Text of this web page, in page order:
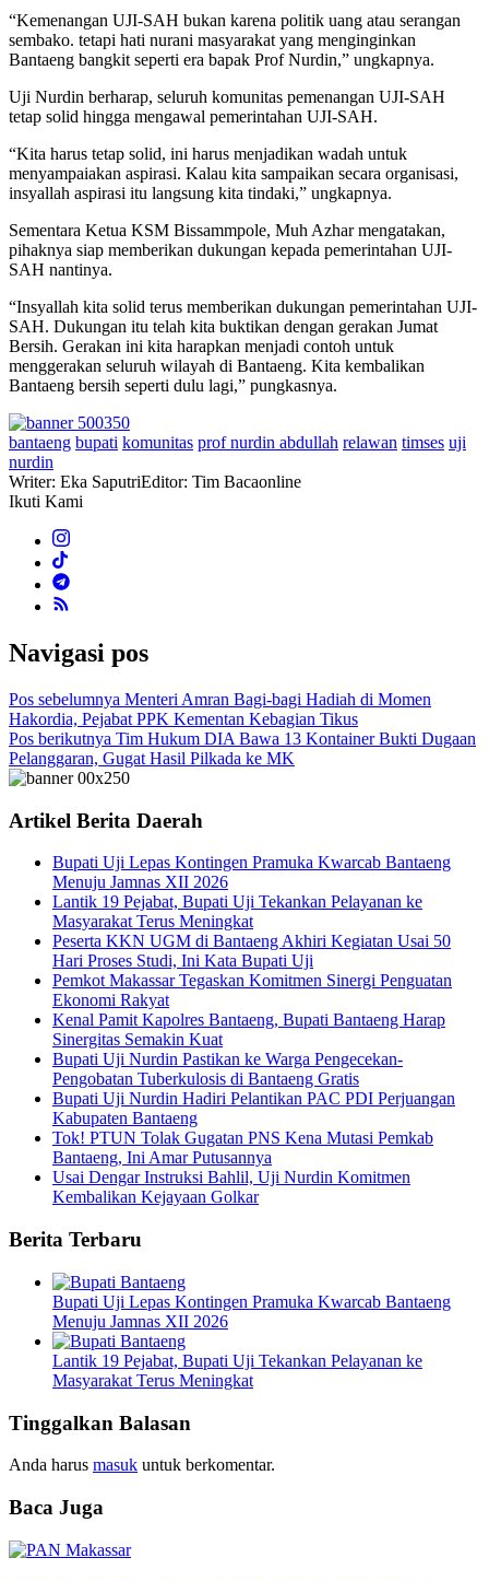
“Kemenangan UJI-SAH bukan karena politik uang atau serangan
sembako. tetapi hati nurani masyarakat yang menginginkan
Bantaeng bangkit seperti era bapak Prof Nurdin,” ungkapnya.
Uji Nurdin berharap, seluruh komunitas pemenangan UJI-SAH
tetap solid hingga mengawal pemerintahan UJI-SAH.
“Kita harus tetap solid, ini harus menjadikan wadah untuk
menyampaiakan aspirasi. Kalau kita sampaikan secara organisasi,
insyallah aspirasi itu langsung kita tindaki,” ungkapnya.
Sementara Ketua KSM Bissammpole, Muh Azhar mengatakan,
pihaknya siap memberikan dukungan kepada pemerintahan UJI-
SAH nantinya.
“Insyallah kita solid terus memberikan dukungan pemerintahan UJI-
SAH. Dukungan itu telah kita buktikan dengan gerakan Jumat
Bersih. Gerakan ini kita harapkan menjadi contoh untuk
menggerakan seluruh wilayah di Bantaeng. Kita kembalikan
Bantaeng bersih seperti dulu lagi,” pungkasnya.
bantaeng bupati komunitas prof nurdin abdullah relawan timses uji
nurdin
Writer: Eka SaputriEditor: Tim Bacaonline
Ikuti Kami
Navigasi pos
Pos sebelumnya Menteri Amran Bagi-bagi Hadiah di Momen
Hakordia, Pejabat PPK Kementan Kebagian Tikus
Pos berikutnya Tim Hukum DIA Bawa 13 Kontainer Bukti Dugaan
Pelanggaran, Gugat Hasil Pilkada ke MK
Artikel Berita Daerah
Bupati Uji Lepas Kontingen Pramuka Kwarcab Bantaeng
Menuju Jamnas XII 2026
Lantik 19 Pejabat, Bupati Uji Tekankan Pelayanan ke
Masyarakat Terus Meningkat
Peserta KKN UGM di Bantaeng Akhiri Kegiatan Usai 50
Hari Proses Studi, Ini Kata Bupati Uji
Pemkot Makassar Tegaskan Komitmen Sinergi Penguatan
Ekonomi Rakyat
Kenal Pamit Kapolres Bantaeng, Bupati Bantaeng Harap
Sinergitas Semakin Kuat
Bupati Uji Nurdin Pastikan ke Warga Pengecekan-
Pengobatan Tuberkulosis di Bantaeng Gratis
Bupati Uji Nurdin Hadiri Pelantikan PAC PDI Perjuangan
Kabupaten Bantaeng
Tok! PTUN Tolak Gugatan PNS Kena Mutasi Pemkab
Bantaeng, Ini Amar Putusannya
Usai Dengar Instruksi Bahlil, Uji Nurdin Komitmen
Kembalikan Kejayaan Golkar
Berita Terbaru
Bupati Uji Lepas Kontingen Pramuka Kwarcab Bantaeng
Menuju Jamnas XII 2026
Lantik 19 Pejabat, Bupati Uji Tekankan Pelayanan ke
Masyarakat Terus Meningkat
Tinggalkan Balasan
Anda harus masuk untuk berkomentar.
Baca Juga